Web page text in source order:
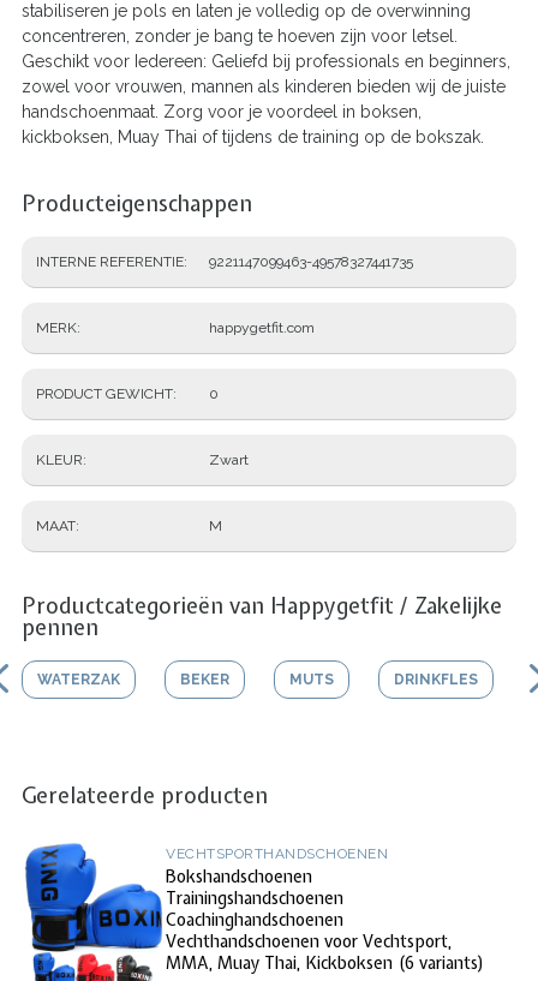
stabiliseren je pols en laten je volledig op de overwinning
concentreren, zonder je bang te hoeven zijn voor letsel.
Geschikt voor Iedereen: Geliefd bij professionals en beginners,
zowel voor vrouwen, mannen als kinderen bieden wij de juiste
handschoenmaat. Zorg voor je voordeel in boksen,
kickboksen, Muay Thai of tijdens de training op de bokszak.
Producteigenschappen
INTERNE REFERENTIE 9221147099463-49578327441735
MERK happygetfit.com
PRODUCT GEWICHT 0
KLEUR Zwart
MAAT M
Productcategorieën van Happygetfit / Zakelijke
pennen
WATERZAK BEKER MUTS DRINKFLES
Gerelateerde producten
VECHTSPORTHANDSCHOENEN
Bokshandschoenen
Trainingshandschoenen
Coachinghandschoenen
Vechthandschoenen voor Vechtsport,
MMA, Muay Thai, Kickboksen (6 variants)